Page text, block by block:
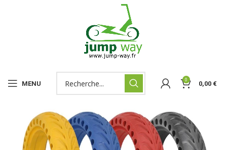
MENU 0 0,00 €